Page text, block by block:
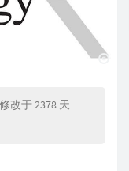
改于 2378 天